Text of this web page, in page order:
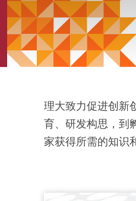
理大致力促进创新
育、研发构思，到
家获得所需的知识